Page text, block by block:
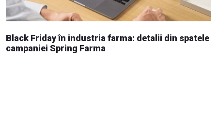
Black Friday în industria farma: detalii din spatele
campaniei Spring Farma